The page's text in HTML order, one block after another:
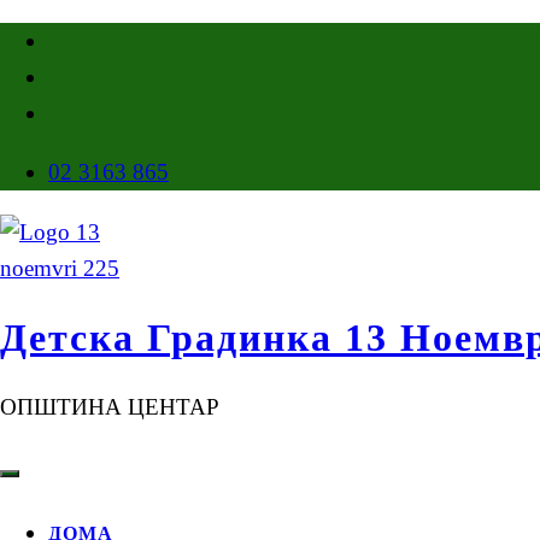
02 3163 865
Детска Градинка 13
ОПШТИНА ЦЕНТАР
ДОМА